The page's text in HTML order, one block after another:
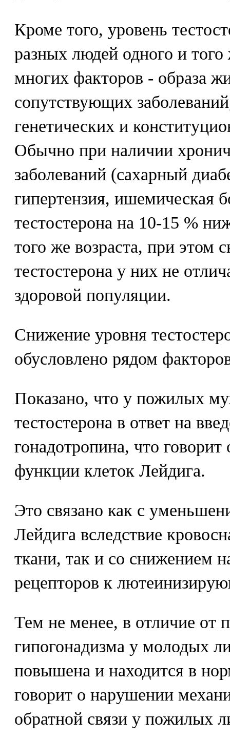
Кроме того, уровень
разных людей одного и того
многих факторов - образа
сопутствующих
генетических и
Обычно при наличии
заболеваний (сахарный
гипертензия, ишемическая
тестостерона на 10-15 %
того же возраста, при этом
тестостерона у них не
здоровой популяции.
Снижение уровня
обусловлено рядом
Показано, что у пожилых
тестостерона в ответ на
гонадотропина, что
функции клеток Лейдига.
Это связано как с
Лейдига вследствие
ткани, так и со снижением
рецепторов к
Тем не менее, в отличие от
гипогонадизма у молодых
повышена и находится в
говорит о нарушении
обратной связи у пожилых